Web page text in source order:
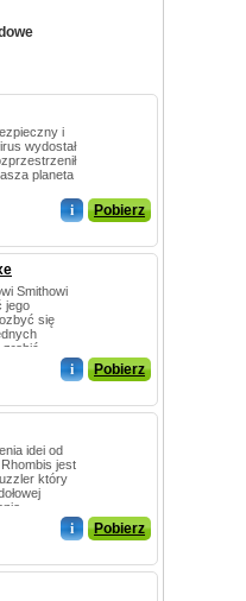
i
wydostał
planeta
i Pobierz
Smithowi
jego
się
i Pobierz
idei od
jest
który
i Pobierz